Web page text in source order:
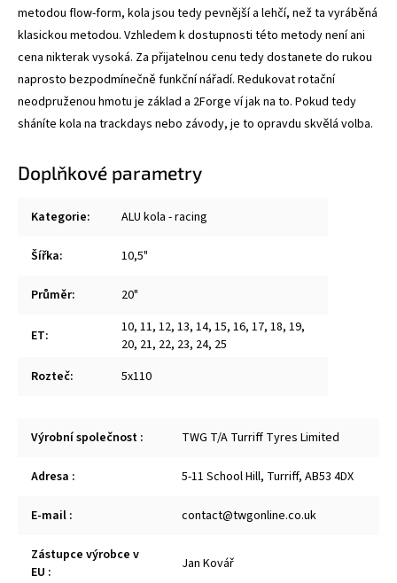
metodou flow-form, kola jsou tedy pevnější a lehčí, než ta vyráběná
klasickou metodou. Vzhledem k dostupnosti této metody není ani
cena nikterak vysoká. Za přijatelnou cenu tedy dostanete do rukou
naprosto bezpodmínečně funkční nářadí. Redukovat rotační
neodpruženou hmotu je základ a 2Forge ví jak na to. Pokud tedy
sháníte kola na trackdays nebo závody, je to opravdu skvělá volba.
Doplňkové parametry
Kategorie: ALU kola - racing
Šířka: 10,5"
Průměr: 20"
ET: 10, 11, 12, 13, 14, 15, 16, 17, 18, 19,
20, 21, 22, 23, 24, 25
Rozteč: 5x110
Výrobní společnost : TWG T/A Turriff Tyres Limited
Adresa : 5-11 School Hill, Turriff, AB53 4DX
E-mail : contact@twgonline.co.uk
Zástupce výrobce v
EU : Jan Kovář